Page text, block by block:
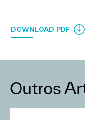
DOWNLOAD PDF
Outros